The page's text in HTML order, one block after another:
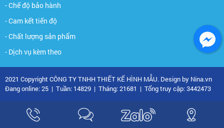
- Chế độ bảo hành
- Cam kết tiến độ
- Chất lượng sản phẩm
- Dịch vụ kèm theo
2021 Copyright CÔNG TY TNHH THIẾT KẾ HÌNH MẪU. Design by Nina.vn
Đang online: 25 | Tuần: 14829 | Tháng: 21681 | Tổng truy cập: 3442473